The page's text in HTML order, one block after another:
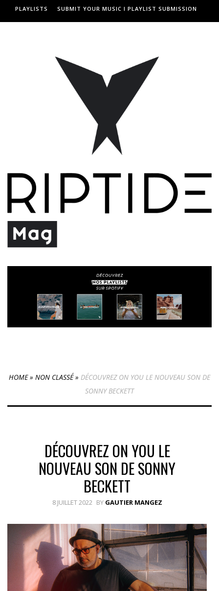
PLAYLISTS SUBMIT YOUR MUSIC I PLAYLIST SUBMISSION
HOME» NON CLASSÉ» DÉCOUVREZ ON YOU LE NOUVEAU SON DE
SONNY BECKETT
DÉCOUVREZ ON YOU LE
NOUVEAU SON DE SONNY
BECKETT
8 JUILLET 2022 BY GAUTIER MANGEZ